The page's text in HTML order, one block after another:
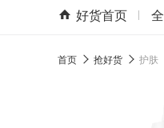
好货首页
首页 抢好货 护肤